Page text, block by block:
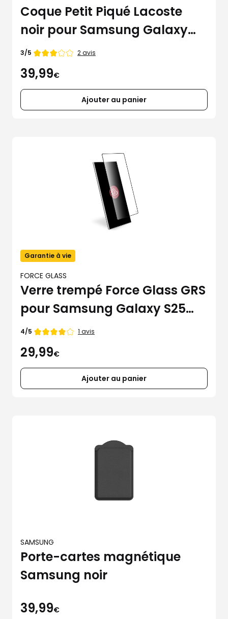
Coque Petit Piqué Lacoste
noir pour Samsung Galaxy
S25 Ultra
Note
3/5 2 avis
39,99€
Ajouter au panier
Garantie à vie
FORCE GLASS
Verre trempé Force Glass GRS
pour Samsung Galaxy S25
Ultra
Note
4/5 1 avis
29,99€
Ajouter au panier
SAMSUNG
Porte-cartes magnétique
Samsung noir
39,99€